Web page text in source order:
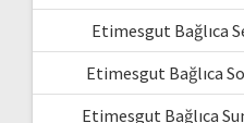
Etimesgut Bağlıca
Etimesgut Bağlıca
Etimesgut Bağlıca